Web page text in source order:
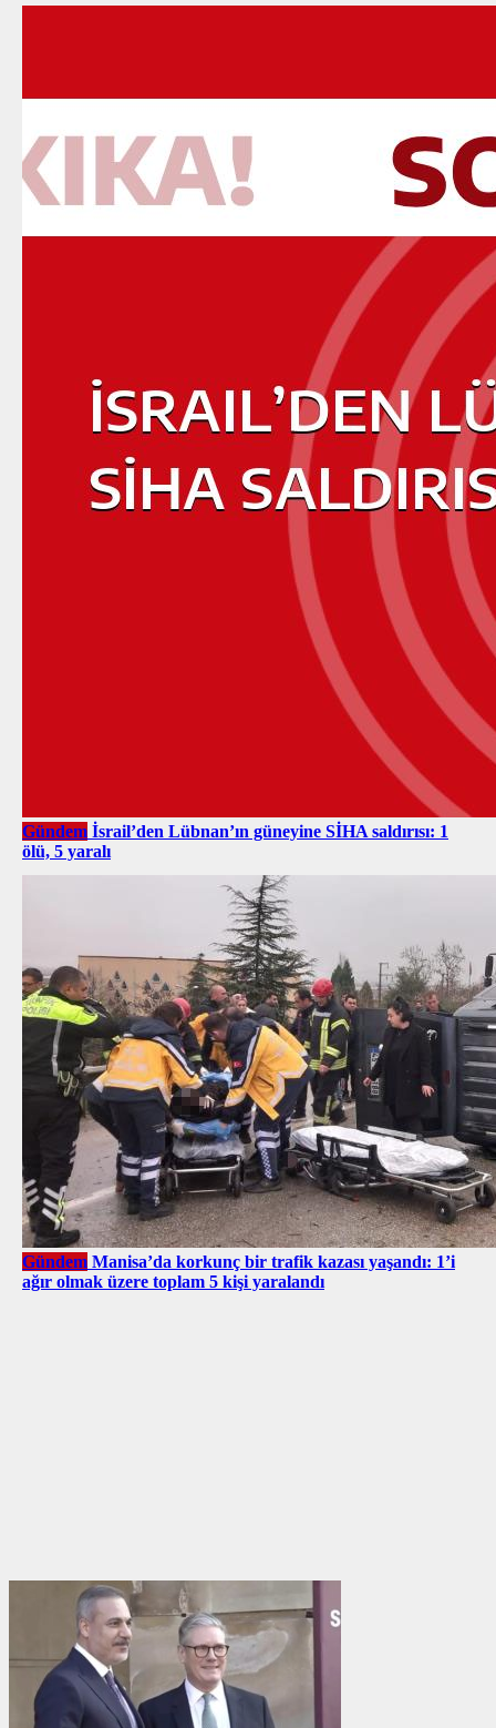
Gündem İsrail’den Lübnan’ın güneyine SİHA saldırısı: 1
ölü, 5 yaralı
Gündem Manisa’da korkunç bir trafik kazası yaşandı: 1’i
ağır olmak üzere toplam 5 kişi yaralandı